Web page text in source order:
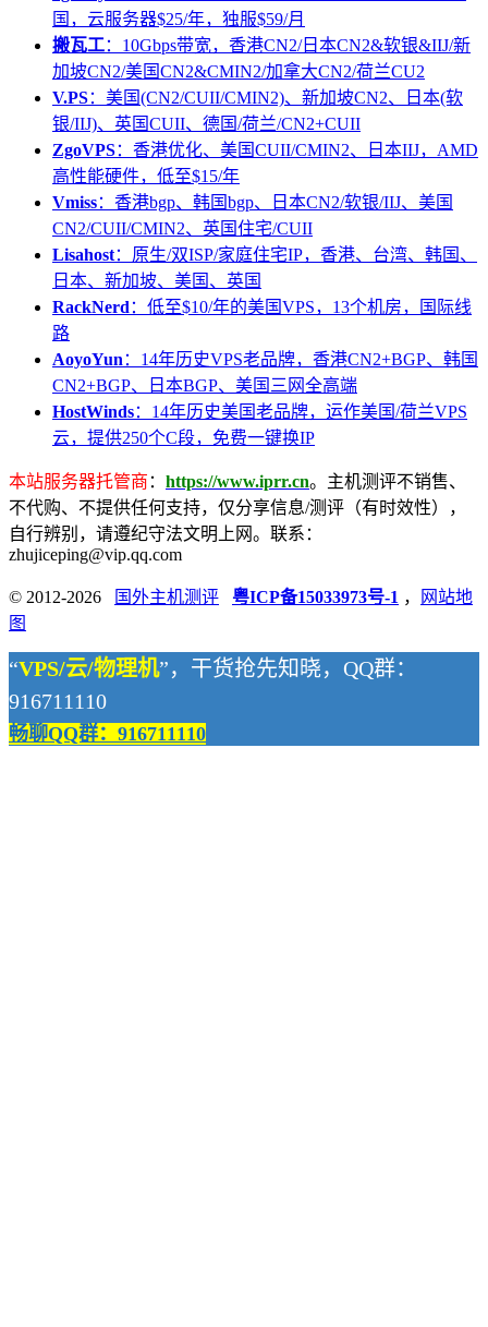
国，云服务器$25/年，独服$59/月
搬瓦工：10Gbps带宽，香港CN2/日本CN2&软银&IIJ/新
加坡CN2/美国CN2&CMIN2/加拿大CN2/荷兰CU2
V.PS：美国(CN2/CUII/CMIN2)、新加坡CN2、日本(软
银/IIJ)、英国CUII、德国/荷兰/CN2+CUII
ZgoVPS：香港优化、美国CUII/CMIN2、日本IIJ，AMD
高性能硬件，低至$15/年
Vmiss：香港bgp、韩国bgp、日本CN2/软银/IIJ、美国
CN2/CUII/CMIN2、英国住宅/CUII
Lisahost：原生/双ISP/家庭住宅IP，香港、台湾、韩国、
日本、新加坡、美国、英国
RackNerd ：低至$10/年的美国VPS，13个机房，国际线
路
AoyoYun ：14年历史VPS老品牌，香港CN2+BGP、韩国
CN2+BGP、日本BGP、美国三网全高端
HostWinds：14年历史美国老品牌，运作美国/荷兰VPS
云，提供250个C段，免费一键换IP
本站服务器托管商 ： https://www.iprr.cn。主机测评不销售、
不代购、不提供任何支持，仅分享信息/测评（有时效性），
自行辨别，请遵纪守法文明上网。联系：
zhujiceping@vip.qq.com
© 2012-2026 国外主机测评 粤ICP备15033973号-1 ，
网站地
图
“VPS/云/物理机”，干货抢先知晓，QQ群：
916711110
畅聊QQ群：916711110